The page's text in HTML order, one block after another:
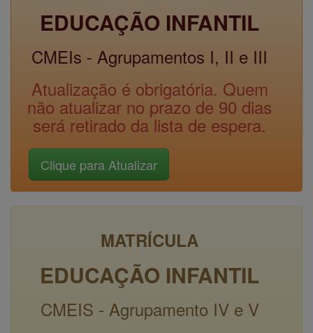
EDUCAÇÃO INFANTIL
CMEIs - Agrupamentos I, II e III
Atualização é obrigatória. Quem
não atualizar no prazo de 90 dias
será retirado da lista de espera.
MATRÍCULA
EDUCAÇÃO INFANTIL
CMEIS - Agrupamento IV e V